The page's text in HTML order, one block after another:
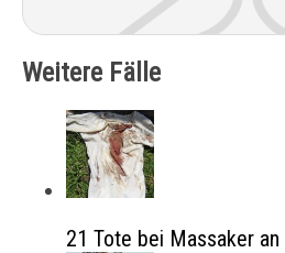
Weitere Fälle
21 Tote bei Massaker an